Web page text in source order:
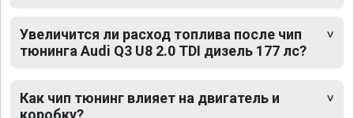
Увеличится ли расход топлива после чип
тюнинга Audi Q3 U8 2.0 TDI дизель 177 лс?
Как чип тюнинг влияет на двигатель и
коробку?